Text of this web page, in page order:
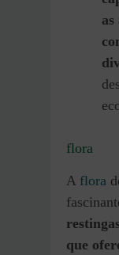
flora
A flora
que